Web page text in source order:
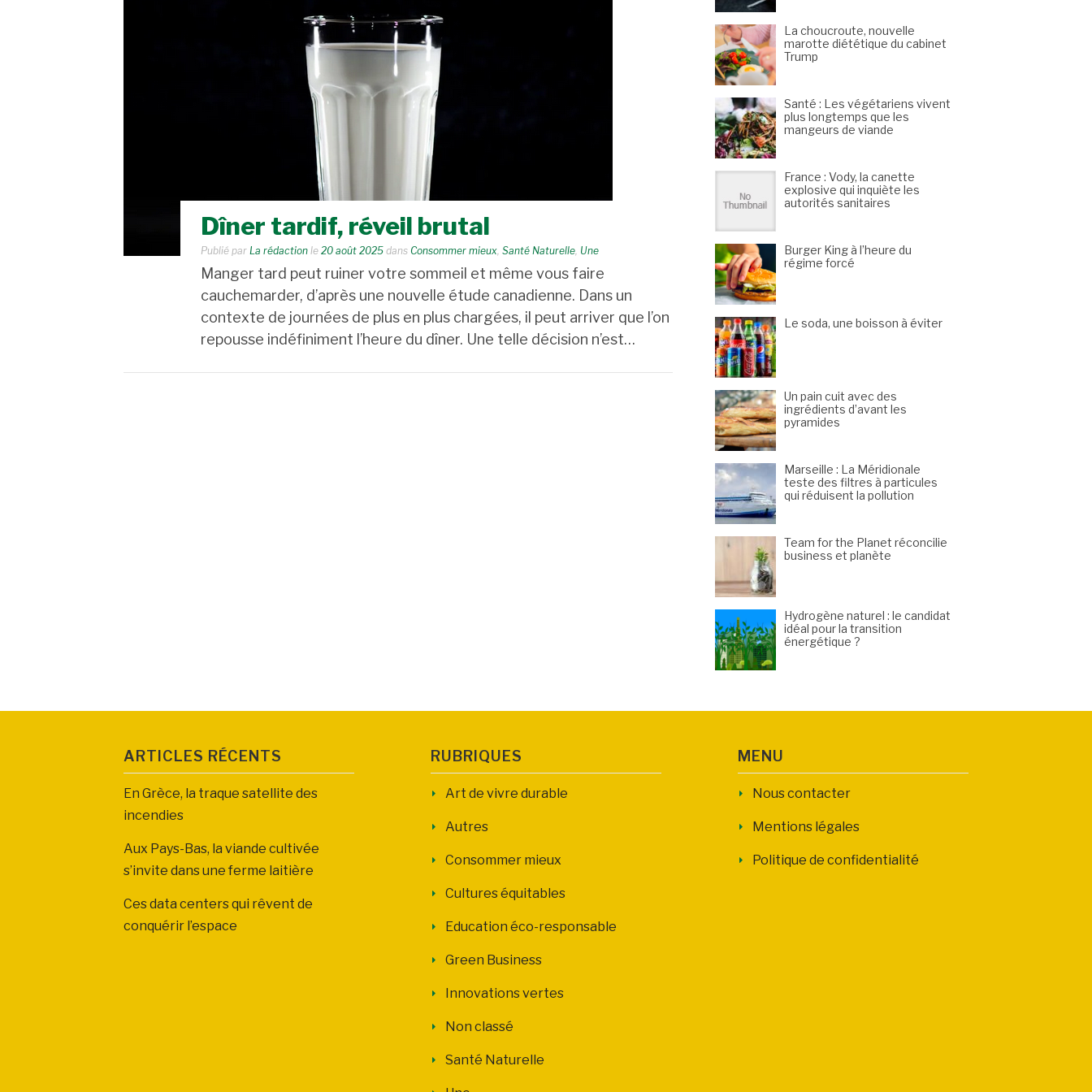
Dîner tardif, réveil brutal
Publié par La rédaction le 20 août 2025 dans Consommer mieux, Santé Naturelle, Une
Manger tard peut ruiner votre sommeil et même vous faire
cauchemarder, d’après une nouvelle étude canadienne. Dans un
contexte de journées de plus en plus chargées, il peut arriver que l’on
repousse indéfiniment l’heure du dîner. Une telle décision n’est…
La choucroute, nouvelle
marotte diététique du cabinet
Trump
Santé : Les végétariens vivent
plus longtemps que les
mangeurs de viande
France : Vody, la canette
explosive qui inquiète les
autorités sanitaires
Burger King à l’heure du
régime forcé
Le soda, une boisson à éviter
Un pain cuit avec des
ingrédients d’avant les
pyramides
Marseille : La Méridionale
teste des filtres à particules
qui réduisent la pollution
Team for the Planet réconcilie
business et planète
Hydrogène naturel : le candidat
idéal pour la transition
énergétique ?
ARTICLES RÉCENTS
En Grèce, la traque satellite des
incendies
Aux Pays-Bas, la viande cultivée
s’invite dans une ferme laitière
Ces data centers qui rêvent de
conquérir l’espace
RUBRIQUES
Art de vivre durable
Autres
Consommer mieux
Cultures équitables
Education éco-responsable
Green Business
Innovations vertes
Non classé
Santé Naturelle
MENU
Nous contacter
Mentions légales
Politique de confidentialité